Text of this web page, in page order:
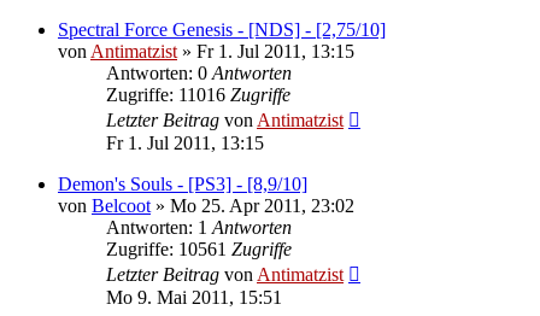
Spectral Force Genesis - [NDS] - [2,75/10]
von Antimatzist » Fr 1. Jul 2011, 13:15
Antworten: 0 Antworten
Zugriffe: 11016 Zugriffe
Letzter Beitrag von Antimatzist
Fr 1. Jul 2011, 13:15
Demon's Souls - [PS3] - [8,9/10]
von Belcoot » Mo 25. Apr 2011, 23:02
Antworten: 1 Antworten
Zugriffe: 10561 Zugriffe
Letzter Beitrag von Antimatzist
Mo 9. Mai 2011, 15:51